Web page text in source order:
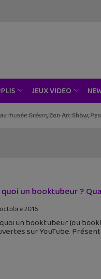
JEUX VIDEO
musée Grévin, Zoo Art Show,
quoi un booktubeur ?
2016
un booktubeur (ou
sur YouTube.